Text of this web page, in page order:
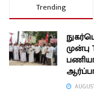
Trending
முன்பு